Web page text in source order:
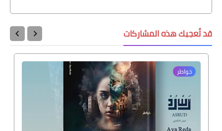
قد تُعجبك هذه المشاركات
خواطر